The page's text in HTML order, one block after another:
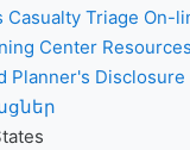
Casualty Triage On-
Center Resources
Planner's Disclosure